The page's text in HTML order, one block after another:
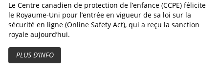
Le Centre canadien de protection de l’enfance (CCPE) félicite
le Royaume-Uni pour l’entrée en vigueur de sa loi sur la
sécurité en ligne (Online Safety Act), qui a reçu la sanction
royale aujourd’hui.
PLUS D’INFO